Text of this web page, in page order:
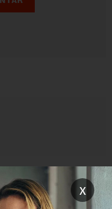
x